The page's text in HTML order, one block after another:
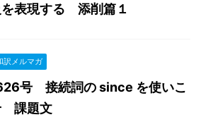
を表現する 添削篇１
訳メルマガ
号 接続詞の since を使いこ
課題文